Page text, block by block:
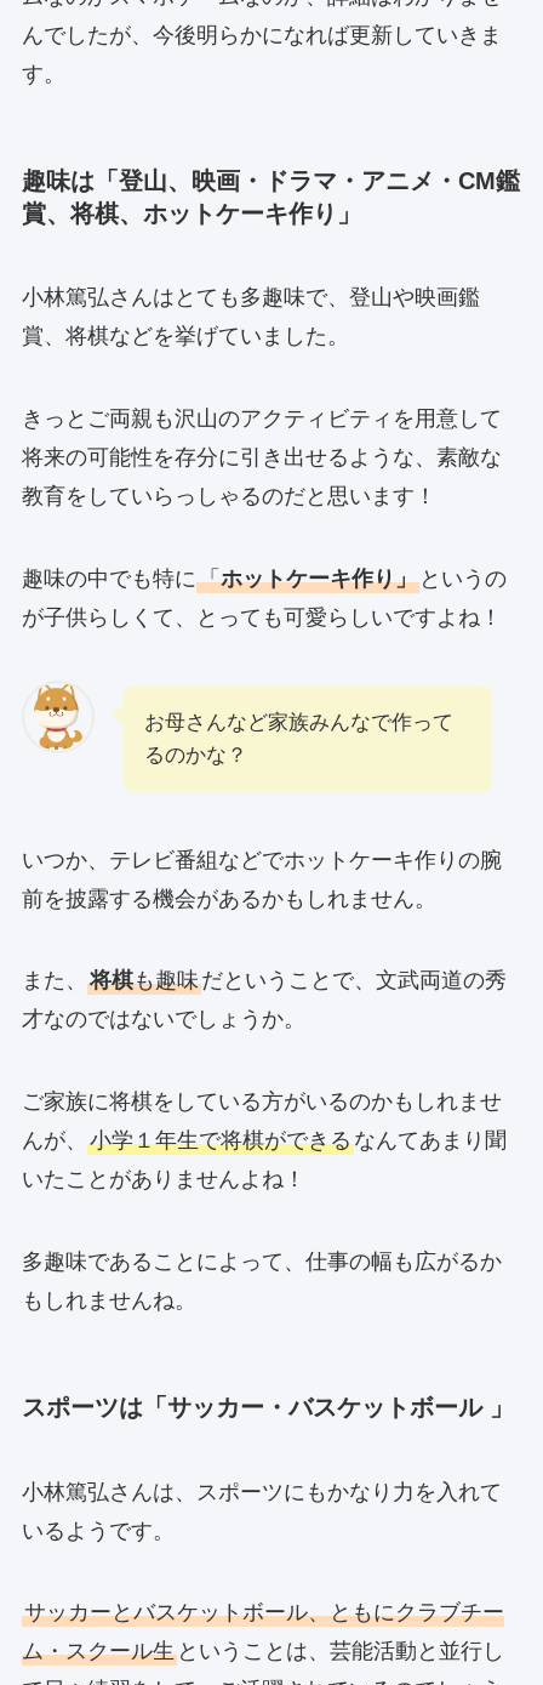
んでしたが、今後明らかになれば更新していきま
す。
趣味は「 登山、映画・ドラマ・アニメ・CM鑑
賞、将棋、ホットケーキ作り 」
小林篤弘さんはとても多趣味で、登山や映画鑑
賞、将棋などを挙げていました。
きっとご両親も沢山のアクティビティを用意して
将来の可能性を存分に引き出せるような、素敵な
教育をしていらっしゃるのだと思います！
趣味の中でも特に「ホットケーキ作り」というの
が子供らしくて、とっても可愛らしいですよね！
お母さんなど家族みんなで作って
るのかな？
いつか、テレビ番組などでホットケーキ作りの腕
前を披露する機会があるかもしれません。
また、 将棋も趣味だということで、文武両道の秀
才なのではないでしょうか。
ご家族に将棋をしている方がいるのかもしれませ
んが、 小学１年生で将棋ができるなんてあまり聞
いたことがありませんよね！
多趣味であることによって、仕事の幅も広がるか
もしれませんね。
スポーツは「サッカー・バスケットボール 」
小林篤弘さんは、スポーツにもかなり力を入れて
いるようです。
サッカーとバスケットボール、ともにクラブチー
ム・スクール生ということは、芸能活動と並行し